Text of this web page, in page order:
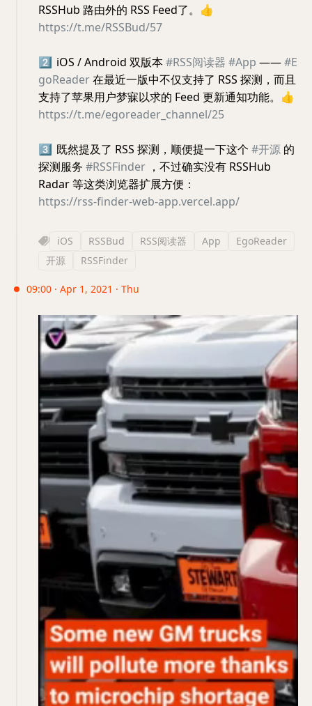
RSSHub 路由外的 RSS Feed了。 👍
https://t.me/RSSBud/57
2️⃣ iOS / Android 双版本#RSS阅读器 #App ——#E
goReader在最近一版中不仅支持了 RSS 探测，而且
支持了苹果用户梦寐以求的 Feed 更新通知功能。 👍
https://t.me/egoreader_channel/25
3️⃣ 既然提及了 RSS 探测，顺便提一下这个 #开源 的
探测服务 #RSSFinder ，不过确实没有 RSSHub
Radar 等这类浏览器扩展方便：
https://rss-finder-web-app.vercel.app/
iOS RSSBud RSS阅读器 App
EgoReader
开源
RSSFinder
09:00 · Apr 1, 2021 · Thu